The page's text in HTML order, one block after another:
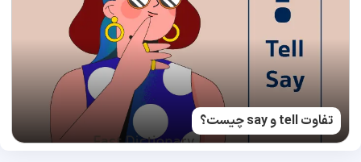
تفاوت tell و say چیست؟